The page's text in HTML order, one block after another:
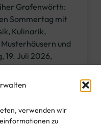
verwenden wir
zu
Grafenwörth:
Sommertag mit
Kulinarik,
und
19. Juli 2026,
Areal in
den Eingang
Eintritt frei.